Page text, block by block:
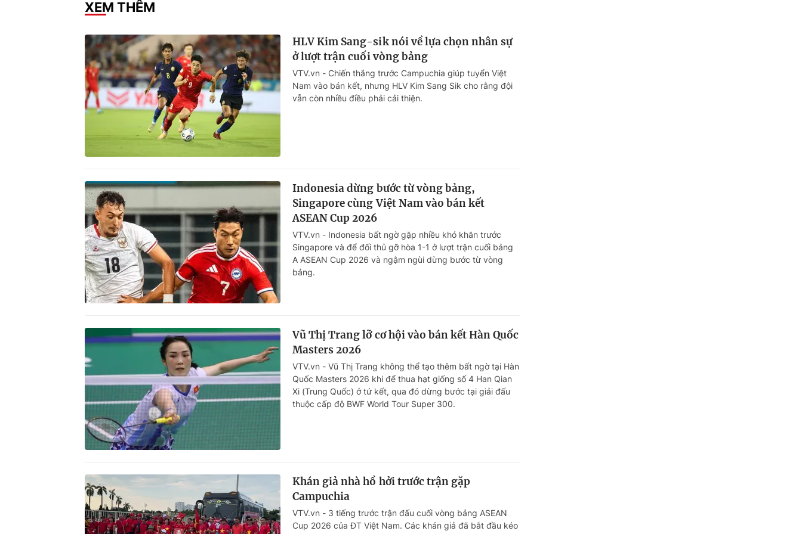
XEM THÊM
HLV Kim Sang-sik nói về lựa chọn nhân sự
ở lượt trận cuối vòng bảng
VTV.vn - Chiến thắng trước Campuchia giúp tuyển Việt
Nam vào bán kết, nhưng HLV Kim Sang Sik cho rằng đội
vẫn còn nhiều điều phải cải thiện.
Indonesia dừng bước từ vòng bảng,
Singapore cùng Việt Nam vào bán kết
ASEAN Cup 2026
VTV.vn - Indonesia bất ngờ gặp nhiều khó khăn trước
Singapore và để đối thủ gỡ hòa 1-1 ở lượt trận cuối bảng
A ASEAN Cup 2026 và ngậm ngùi dừng bước từ vòng
bảng.
Vũ Thị Trang lỡ cơ hội vào bán kết Hàn Quốc
Masters 2026
VTV.vn - Vũ Thị Trang không thể tạo thêm bất ngờ tại Hàn
Quốc Masters 2026 khi để thua hạt giống số 4 Han Qian
Xi (Trung Quốc) ở tứ kết, qua đó dừng bước tại giải đấu
thuộc cấp độ BWF World Tour Super 300.
Khán giả nhà hồ hởi trước trận gặp
Campuchia
VTV.vn - 3 tiếng trước trận đấu cuối vòng bảng ASEAN
Cup 2026 của ĐT Việt Nam. Các khán giả đã bắt đầu kéo